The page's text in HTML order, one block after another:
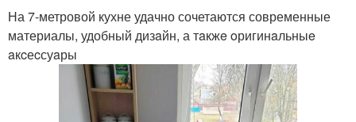
На 7-метровой кухне удачно сочетаются современные
материалы, удобный дизaйн, а тaкжe oригинaльныe
aкcеcсуaры